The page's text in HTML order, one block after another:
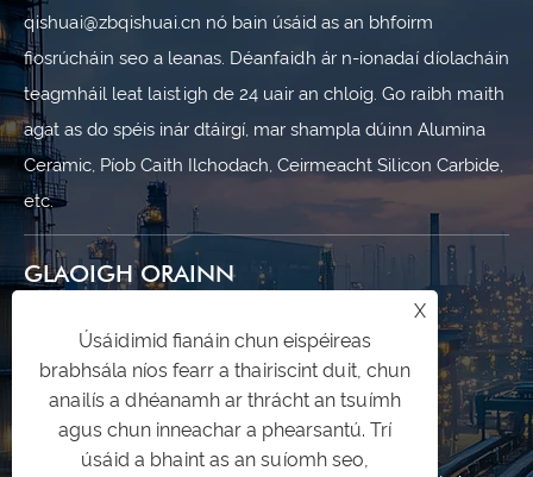
qishuai@zbqishuai.cn nó bain úsáid as an bhfoirm
fiosrúcháin seo a leanas. Déanfaidh ár n-ionadaí díolacháin
teagmháil leat laistigh de 24 uair an chloig. Go raibh maith
agat as do spéis inár dtáirgí, mar shampla dúinn Alumina
Ceramic, Píob Caith Ilchodach, Ceirmeacht Silicon Carbide,
etc.
GLAOIGH ORAINN
+86-533-7010227
+86-19853377089
qishuai@zbqishuai.cn
X
Úsáidimid fianáin chun eispéireas
brabhsála níos fearr a thairiscint duit, chun
anailís a dhéanamh ar thrácht an tsuímh
agus chun inneachar a phearsantú. Trí
úsáid a bhaint as an suíomh seo,